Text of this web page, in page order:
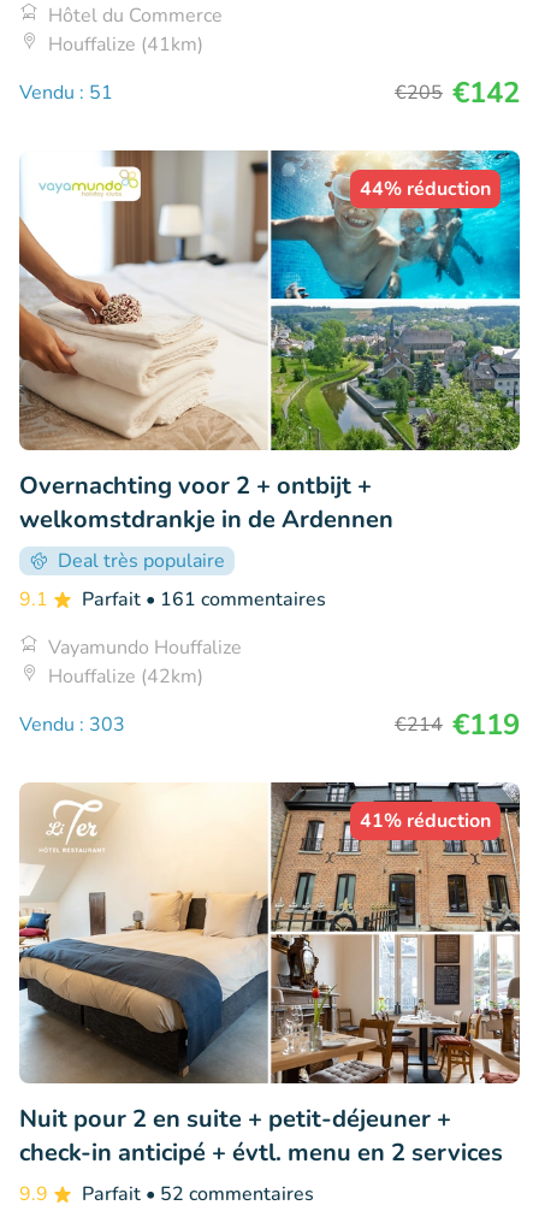
Hôtel du Commerce
Houffalize (41km)
Vendu : 51
€205 €142
44% réduction
Overnachting voor 2 + ontbijt +
welkomstdrankje in de Ardennen
Deal très populaire
9.1
Parfait • 161 commentaires
Vayamundo Houffalize
Houffalize (42km)
Vendu : 303
€214 €119
41% réduction
Nuit pour 2 en suite + petit-déjeuner +
check-in anticipé + évtl. menu en 2 services
9.9 Parfait • 52 commentaires